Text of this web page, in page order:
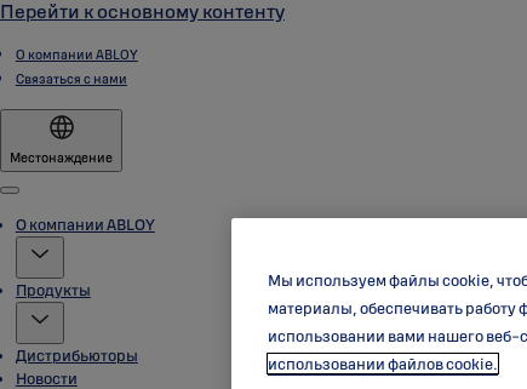
Перейти к основному контенту
О компании ABLOY
Связаться с нами
Местонаждение
Menu
О компании ABLOY
Продукты
Дистрибьюторы
Новости
Мы используем файлы cookie,
материалы, обеспечивать
использовании вами нашего веб-
использовании файлов cookie.